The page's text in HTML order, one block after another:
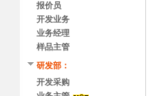
报价员
开发业务
业务经理
样品主管
研发部：
开发采购